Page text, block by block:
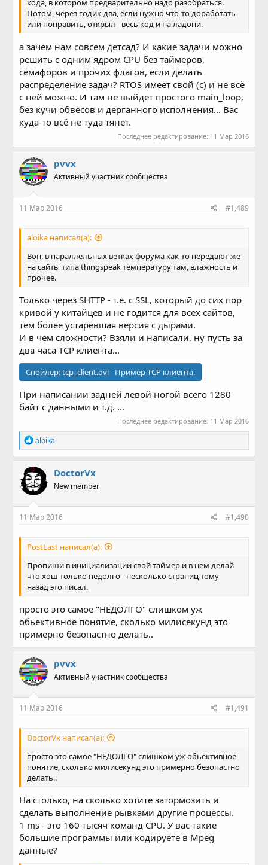
кода, в котором предварительно надо разобраться.
Потом, через годик-два, если нужно что-то доработать
или поправить, открыл - весь код и на ладони.
а зачем нам совсем детсад? И какие задачи можно
решить с одним ядром CPU без таймеров,
семафоров и прочих флагов, если делать
распределение задач? RTOS имеет свой (с) и не всё
с ней можно. И там не выйдет простого main_loop,
без кучи обвесов и дерганного исполнения... Вас
куда-то всё не туда тянет.
Последнее редактирование: 11 Мар 2016
pvvx
Активный участник сообщества
11 Мар 2016 #1,489
aloika написал(а):
Вон, в параллельных ветках форума как-то передают же
на сайты типа thingspeak температуру там, влажность и
прочее.
Только через SHTTP - т.е. c SSL, который до сих пор
кривой у китайцев и не годится для всех сайтов,
тем более устаревшая версия с дырами.
И в чем сложности? Взяли и написали, ну пусть за
два часа TCP клиента...
Спойлер:tcp_client.ovl - Пример TCP клиента.
При написании задней левой ногой всего 1280
байт с данными и т.д. ...
Последнее редактирование: 11 Мар 2016
Р
е
а
к
ц
и
и
:
aloika
DoctorVx
New member
11 Мар 2016 #1,490
PostLast написал(а):
Пропиши в инициализации свой таймер и в нем делай
что хош только недолго - несколько страниц тому
назад это писал.
просто это самое "НЕДОЛГО" слишком уж
обьективное понятие, сколько милисекунд это
примерно безопастно делать..
pvvx
Активный участник сообщества
11 Мар 2016 #1,491
DoctorVx написал(а):
просто это самое "НЕДОЛГО" слишком уж обьективное
понятие, сколько милисекунд это примерно безопастно
делать..
На столько, на сколько хотите затормозить и
сделать выполнение рывками другие процессы.
1 ms - это 160 тысяч команд CPU. У вас такие
большие программы или кодируете в Mpeg
данные?